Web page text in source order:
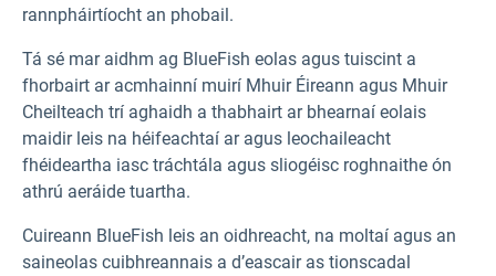
rannpháirtíocht an phobail.
Tá sé mar aidhm ag BlueFish eolas agus tuiscint a
fhorbairt ar acmhainní muirí Mhuir Éireann agus Mhuir
Cheilteach trí aghaidh a thabhairt ar bhearnaí eolais
maidir leis na héifeachtaí ar agus leochaileacht
fhéideartha iasc tráchtála agus sliogéisc roghnaithe ón
athrú aeráide tuartha.
Cuireann BlueFish leis an oidhreacht, na moltaí agus an
saineolas cuibhreannais a d’eascair as tionscadal